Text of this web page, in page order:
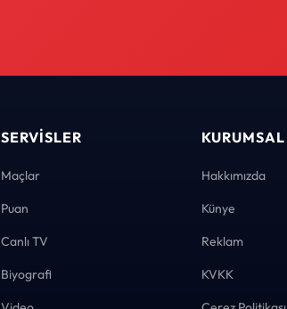
SERVISLER
Maçlar
Puan
Canlı TV
Biyografi
KURUMSAL
Hakkımızda
Künye
Reklam
KVKK